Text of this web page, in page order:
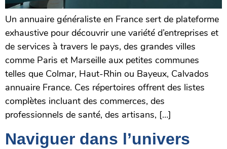
Un annuaire généraliste en France sert de plateforme
exhaustive pour découvrir une variété d’entreprises et
de services à travers le pays, des grandes villes
comme Paris et Marseille aux petites communes
telles que Colmar, Haut-Rhin ou Bayeux, Calvados
annuaire France. Ces répertoires offrent des listes
complètes incluant des commerces, des
professionnels de santé, des artisans, […]
Naviguer dans l’univers